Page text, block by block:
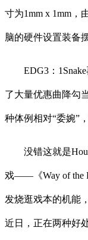
寸为1mm x 1mm，
脑的硬件设置装备
EDG3：1Snake
了大量优惠曲降勾
种体例相对“委婉”
没错这就是
戏——《Way of the
发烧逛戏本的机能
近日，正在两种好